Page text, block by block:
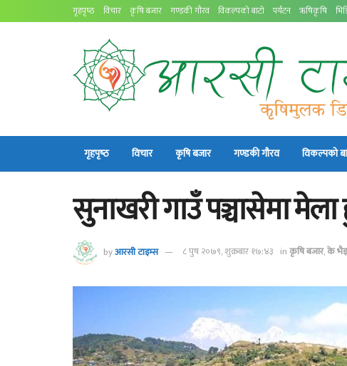
गृहपृष्‍ठ विचार कृषि बजार गण्डकी गौरव विकल्पको बाटो पर्यटन ऋषिकृषि
गृहपृष्‍ठ विचार कृषि बजार गण्डकी गौरव विकल्पको
सुनाखरी गाउँ पञ्चासेमा
byआरसी टाइम्स ८ पुष २०७९, शुक्रबार १७:४३ inकृषि बजार,के